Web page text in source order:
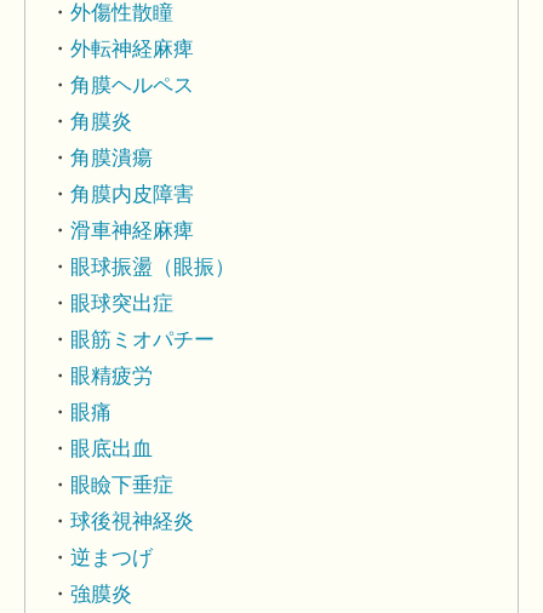
外傷性散瞳
外転神経麻痺
角膜ヘルペス
角膜炎
角膜潰瘍
角膜内皮障害
滑車神経麻痺
眼球振盪（眼振）
眼球突出症
眼筋ミオパチー
眼精疲労
眼痛
眼底出血
眼瞼下垂症
球後視神経炎
逆まつげ
強膜炎